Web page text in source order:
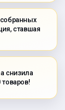
ставшая
снизила